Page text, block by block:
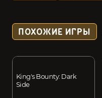
ПОХОЖИЕ ИГРЫ
King's Bounty: Dark
Side